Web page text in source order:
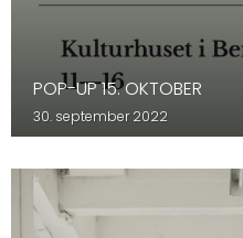
POP-UP 15. OKTOBER
30. september 2022